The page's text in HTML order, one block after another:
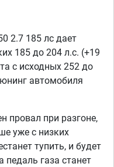
2.7 185 лс дает
185 до 204 л.с. (+19
с исходных 252 до
автомобиля
провал при разгоне,
уже с низких
тупить, и будет
педаль газа станет